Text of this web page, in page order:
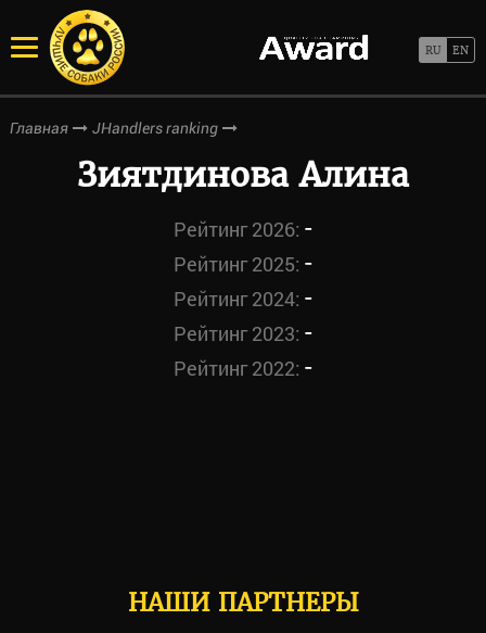
Главная JHandlers ranking
Зиятдинова Алина
Рейтинг 2026: -
Рейтинг 2025: -
Рейтинг 2024: -
Рейтинг 2023: -
Рейтинг 2022: -
НАШИ ПАРТНЕРЫ